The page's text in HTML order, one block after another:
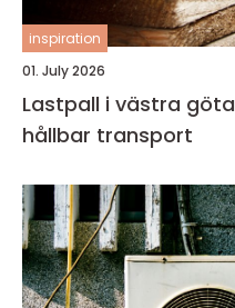
inspiration
01. July 2026
Lastpall i västra götaland smart
hållbar transport